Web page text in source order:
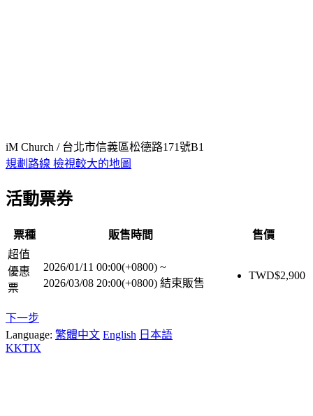
iM Church / 台北市信義區松德路171號B1
規劃路線 檢視較大的地圖
活動票券
票種 販售時間
售價
超值
優惠
票
2026/01/11 00:00(+0800) ~
2026/03/08 20:00(+0800) 結束販售
TWD$2,900
下一步
Language: 繁體中文 English 日本語
KKTIX